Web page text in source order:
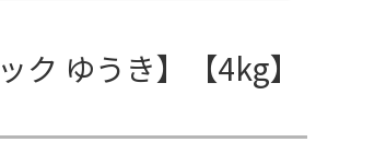
ク ゆうき】【4kg】